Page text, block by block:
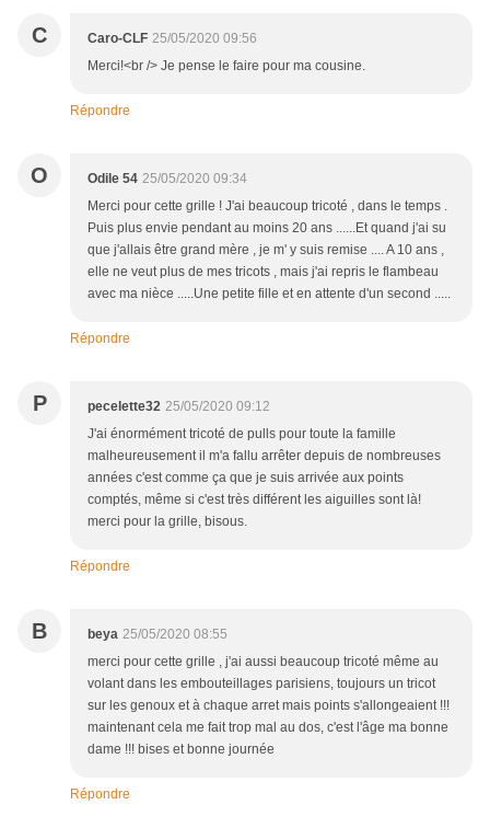
C Caro-CLF 25/05/2020 09:56
Merci!<br /> Je pense le faire pour ma cousine.
Répondre
O Odile 54 25/05/2020 09:34
Merci pour cette grille ! J'ai beaucoup tricoté , dans le temps .
Puis plus envie pendant au moins 20 ans ......Et quand j'ai su
que j'allais être grand mère , je m' y suis remise .... A 10 ans ,
elle ne veut plus de mes tricots , mais j'ai repris le flambeau
avec ma nièce .....Une petite fille et en attente d'un second .....
Répondre
P pecelette32 25/05/2020 09:12
J'ai énormément tricoté de pulls pour toute la famille
malheureusement il m'a fallu arrêter depuis de nombreuses
années c'est comme ça que je suis arrivée aux points
comptés, même si c'est très différent les aiguilles sont là!
merci pour la grille, bisous.
Répondre
B beya 25/05/2020 08:55
merci pour cette grille , j'ai aussi beaucoup tricoté même au
volant dans les embouteillages parisiens, toujours un tricot
sur les genoux et à chaque arret mais points s'allongeaient !!!
maintenant cela me fait trop mal au dos, c'est l'âge ma bonne
dame !!! bises et bonne journée
Répondre